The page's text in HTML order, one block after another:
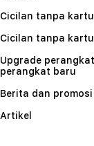
Cicilan tanpa
Cicilan tanpa
Upgrade
perangkat baru
Berita dan promosi
Artikel